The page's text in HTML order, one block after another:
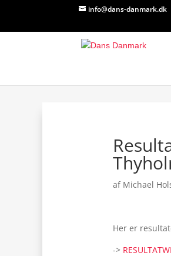
info@dans-danmark.dk
af Michael
Her er
->